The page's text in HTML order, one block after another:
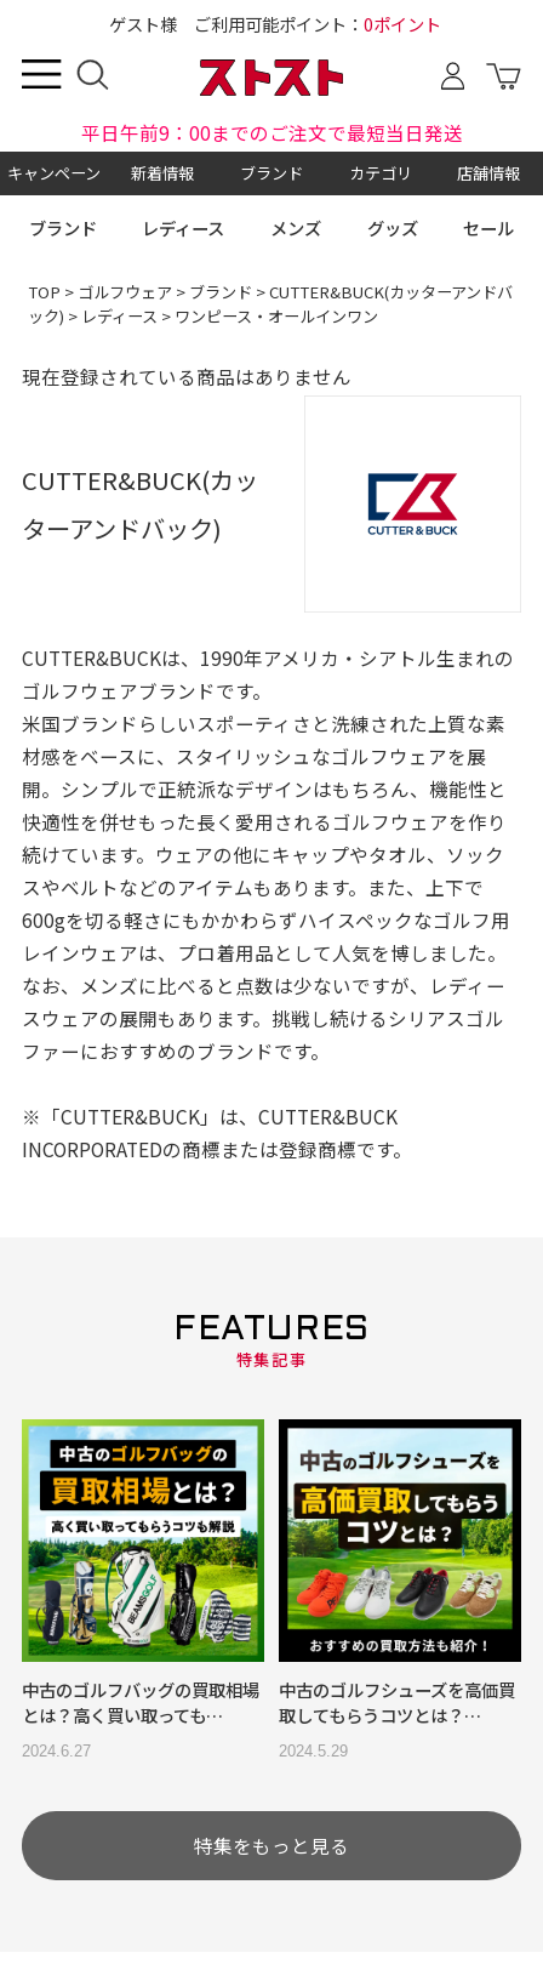
ゲスト様 ご利用可能ポイント： 0ポイント
平日午前9：00までのご注文で最短当日発送
キャンペーン 新着情報 ブランド カテゴリ 店舗情報
ブランド レディース メンズ グッズ セール
TOP > ゴルフウェア > ブランド >CUTTER&BUCK(カッターアンドバ
ック) > レディース > ワンピース・オールインワン
現在登録されている商品はありません
CUTTER&BUCK(カッ
ターアンドバック)
CUTTER&BUCKは、1990年アメリカ・シアトル生まれの
ゴルフウェアブランドです。
米国ブランドらしいスポーティさと洗練された上質な素
材感をベースに、スタイリッシュなゴルフウェアを展
開。シンプルで正統派なデザインはもちろん、機能性と
快適性を併せもった長く愛用されるゴルフウェアを作り
続けています。ウェアの他にキャップやタオル、ソック
スやベルトなどのアイテムもあります。また、上下で
600gを切る軽さにもかかわらずハイスペックなゴルフ用
レインウェアは、プロ着用品として人気を博しました。
なお、メンズに比べると点数は少ないですが、レディー
スウェアの展開もあります。挑戦し続けるシリアスゴル
ファーにおすすめのブランドです。
※「CUTTER&BUCK」は、CUTTER&BUCK
INCORPORATEDの商標または登録商標です。
FEATURES
特集記事
中古のゴルフバッグの買取相場
とは？高く買い取っても…
2024.6.27
中古のゴルフシューズを高価買
取してもらうコツとは？…
2024.5.29
特集をもっと見る